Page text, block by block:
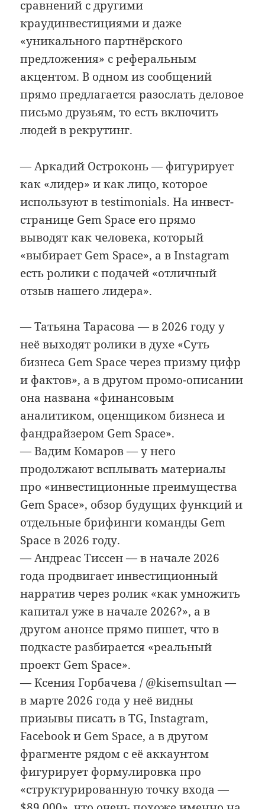
сравнений с другими
краудинвестициями и даже
«уникального партнёрского
предложения» с реферальным
акцентом. В одном из сообщений
прямо предлагается разослать деловое
письмо друзьям, то есть включить
людей в рекрутинг.
— Аркадий Остроконь — фигурирует
как «лидер» и как лицо, которое
используют в testimonials. На инвест-
странице Gem Space его прямо
выводят как человека, который
«выбирает Gem Space», а в Instagram
есть ролики с подачей «отличный
отзыв нашего лидера».
— Татьяна Тарасова — в 2026 году у
неё выходят ролики в духе «Суть
бизнеса Gem Space через призму цифр
и фактов», а в другом промо-описании
она названа «финансовым
аналитиком, оценщиком бизнеса и
фандрайзером Gem Space».
— Вадим Комаров — у него
продолжают всплывать материалы
про «инвестиционные преимущества
Gem Space», обзор будущих функций и
отдельные брифинги команды Gem
Space в 2026 году.
— Андреас Тиссен — в начале 2026
года продвигает инвестиционный
нарратив через ролик «как умножить
капитал уже в начале 2026?», а в
другом анонсе прямо пишет, что в
подкасте разбирается «реальный
проект Gem Space».
— Ксения Горбачева / @kisemsultan —
в марте 2026 года у неё видны
призывы писать в TG, Instagram,
Facebook и Gem Space, а в другом
фрагменте рядом с её аккаунтом
фигурирует формулировка про
«структурированную точку входа —